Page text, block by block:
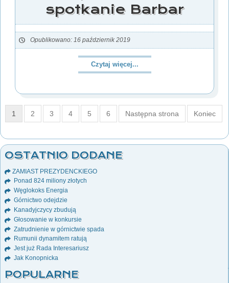
spotkanie Barbar
Opublikowano: 16 październik 2019
Czytaj więcej...
1 2 3 4 5 6 Następna strona Koniec
OSTATNIO DODANE
ZAMIAST PREZYDENCKIEGO
Ponad 824 miliony złotych
Węglokoks Energia
Górnictwo odejdzie
Kanadyjczycy zbudują
Głosowanie w konkursie
Zatrudnienie w górnictwie spada
Rumunii dynamitem ratują
Jest już Rada Interesariusz
Jak Konopnicka
POPULARNE